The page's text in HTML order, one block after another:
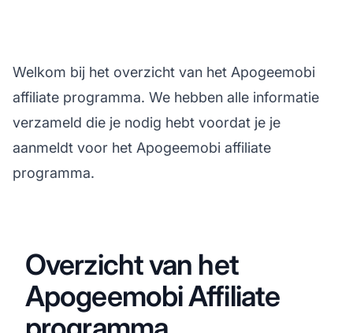
Welkom bij het overzicht van het Apogeemobi
affiliate programma. We hebben alle informatie
verzameld die je nodig hebt voordat je je
aanmeldt voor het Apogeemobi affiliate
programma.
Overzicht van het
Apogeemobi Affiliate